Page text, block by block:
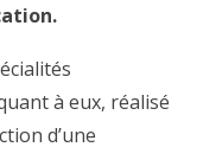
à eux, réalisé
d’une